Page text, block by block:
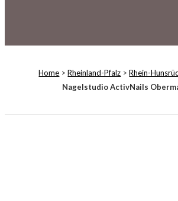
Home >Rheinland-Pfalz >Rhein-
Nagelstudio ActivNails